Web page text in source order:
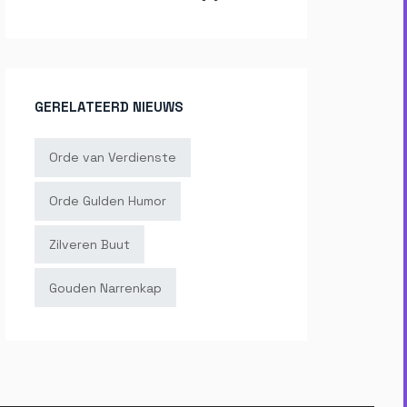
GERELATEERD NIEUWS
Orde van Verdienste
Orde Gulden Humor
Zilveren Buut
Gouden Narrenkap